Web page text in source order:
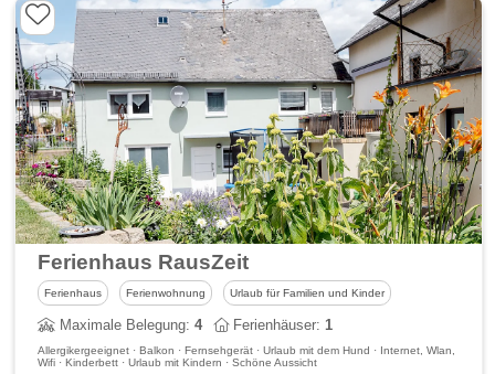
Ferienhaus RausZeit
Ferienhaus Ferienwohnung Urlaub für Familien und Kinder
Maximale Belegung:4 Ferienhäuser:1
Allergikergeeignet · Balkon · Fernsehgerät · Urlaub mit dem Hund · Internet, Wlan,
Wifi · Kinderbett · Urlaub mit Kindern · Schöne Aussicht